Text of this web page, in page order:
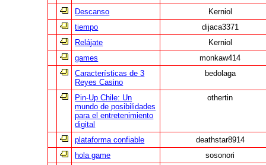
Descanso
Kerniol
tiempo
dijaca3371
Relájate
Kerniol
games
monkaw414
Características de 3
Reyes Casino
bedolaga
Pin-Up Chile: Un
mundo de posibilidades
para el entretenimiento
digital
othertin
plataforma confiable
deathstar8914
hola game
sosonori